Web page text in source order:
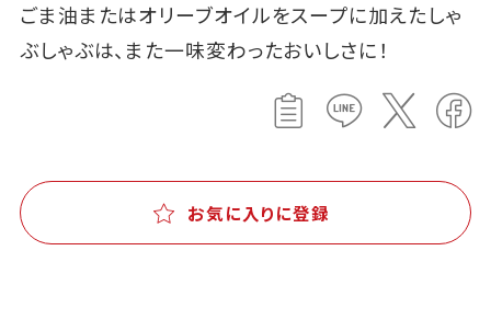
ごま油またはオリーブオイルをスープに加えたしゃ
ぶしゃぶは、また一味変わったおいしさに！
お気に入りに登録